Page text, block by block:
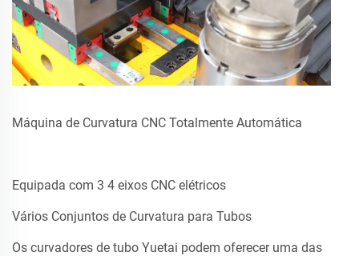
Máquina de Curvatura CNC Totalmente Automática
Equipada com 3 4 eixos CNC elétricos
Vários Conjuntos de Curvatura para Tubos
Os curvadores de tubo Yuetai podem oferecer uma das